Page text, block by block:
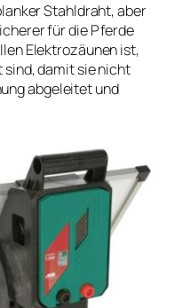
Stahldraht, aber
für die Pferde
Elektrozäunen ist,
sind, damit sie nicht
abgeleitet und